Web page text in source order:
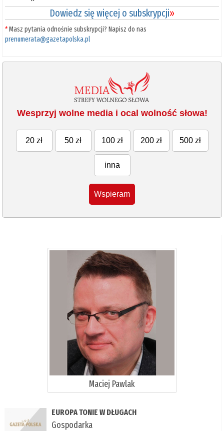
Dowiedz się więcej o subskrypcji»
*Masz pytania odnośnie subskrypcji? Napisz do nas
prenumerata@gazetapolska.pl
Wesprzyj wolne media i ocal wolność słowa!
20 zł 50 zł 100 zł 200 zł 500 zł
inna
Wspieram
Maciej Pawlak
EUROPA TONIE W DŁUGACH
Gospodarka